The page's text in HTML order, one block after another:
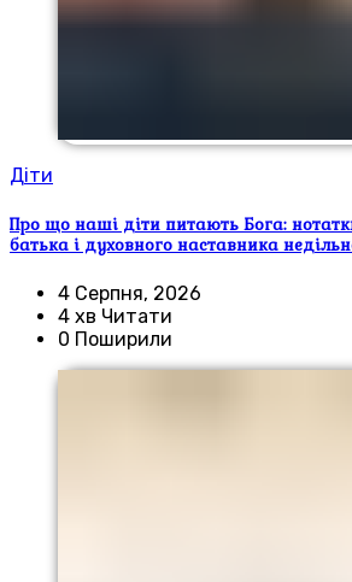
Діти
Про що наші діти питають Бога:
батька і духовного наставника
4 Серпня, 2026
4 хв Читати
0 Поширили